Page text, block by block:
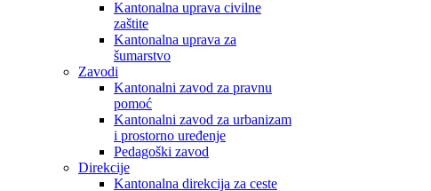
Kantonalna uprava civilne
zaštite
Kantonalna uprava za
šumarstvo
Zavodi
Kantonalni zavod za pravnu
pomoć
Kantonalni zavod za urbanizam
i prostorno uređenje
Pedagoški zavod
Direkcije
Kantonalna direkcija za ceste